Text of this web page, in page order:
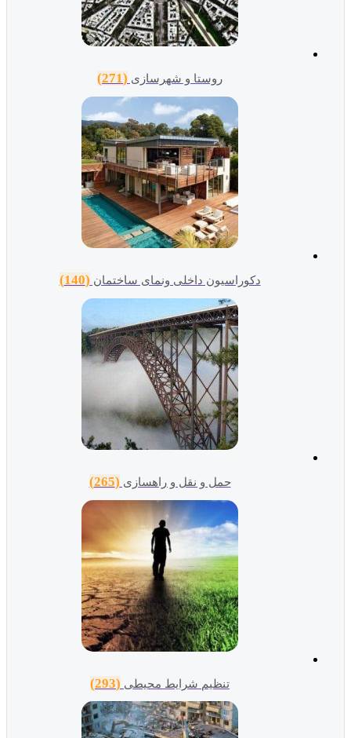
روستا و شهرسازی(271)
دکوراسیون داخلی ونمای ساختمان(140)
حمل و نقل و راهسازی (265)
تنظیم شرایط محیطی (293)